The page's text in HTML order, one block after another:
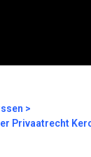
Privaatrecht